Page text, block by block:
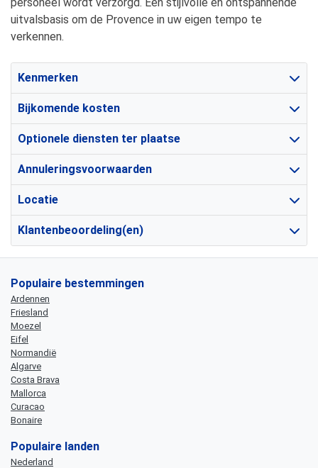
uitvalsbasis om de Provence in uw eigen tempo te
verkennen.
Kenmerken
Bijkomende kosten
Optionele diensten ter plaatse
Annuleringsvoorwaarden
Locatie
Klantenbeoordeling(en)
Populaire bestemmingen
Ardennen
Friesland
Moezel
Eifel
Normandië
Algarve
Costa Brava
Mallorca
Curacao
Bonaire
Populaire landen
Nederland